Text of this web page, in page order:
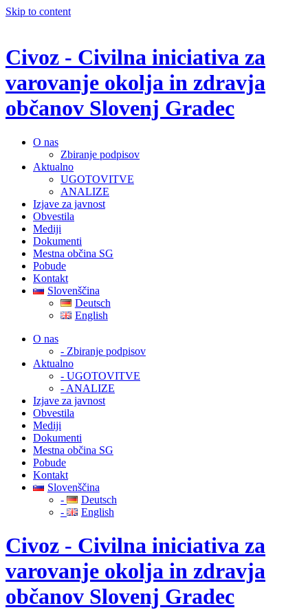
Skip to content
Civoz - Civilna iniciativa za
varovanje okolja in zdravja
občanov Slovenj Gradec
O nas
Zbiranje podpisov
Aktualno
UGOTOVITVE
ANALIZE
Izjave za javnost
Obvestila
Mediji
Dokumenti
Mestna občina SG
Pobude
Kontakt
Slovenščina
Deutsch
English
O nas
- Zbiranje podpisov
Aktualno
- UGOTOVITVE
- ANALIZE
Izjave za javnost
Obvestila
Mediji
Dokumenti
Mestna občina SG
Pobude
Kontakt
Slovenščina
-
Deutsch
-
English
Civoz - Civilna iniciativa za
varovanje okolja in zdravja
občanov Slovenj Gradec